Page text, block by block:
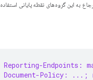
به این گروه‌های نقطه پایانی استفاده
Reporting-Endpoints:
Document-Policy: ...;